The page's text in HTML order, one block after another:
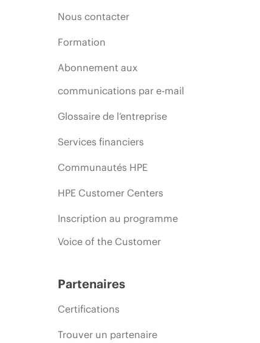
Nous contacter
Formation
Abonnement aux
communications par e-mail
Glossaire de l’entreprise
Services financiers
Communautés HPE
HPE Customer Centers
Inscription au programme
Voice of the Customer
Partenaires
Certifications
Trouver un partenaire